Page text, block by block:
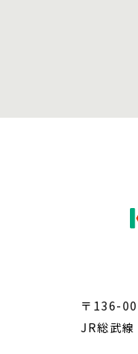
〒136-
JR総武